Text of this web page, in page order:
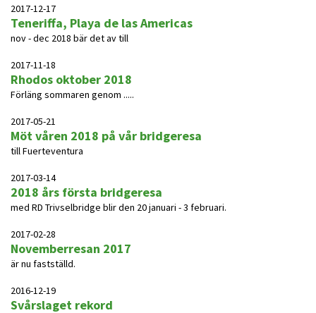
2017-12-17
Teneriffa, Playa de las Americas
nov - dec 2018 bär det av till
2017-11-18
Rhodos oktober 2018
Förläng sommaren genom .....
2017-05-21
Möt våren 2018 på vår bridgeresa
till Fuerteventura
2017-03-14
2018 års första bridgeresa
med RD Trivselbridge blir den 20 januari - 3 februari.
2017-02-28
Novemberresan 2017
är nu fastställd.
2016-12-19
Svårslaget rekord